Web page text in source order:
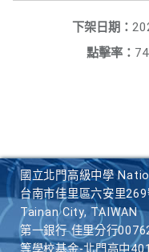
下架日期：
點擊率：
國立北門高級中學
台南市佳里區六安里
Tainan City, TAIWAN
第一銀行 佳里分行
等學校基金-北門高中